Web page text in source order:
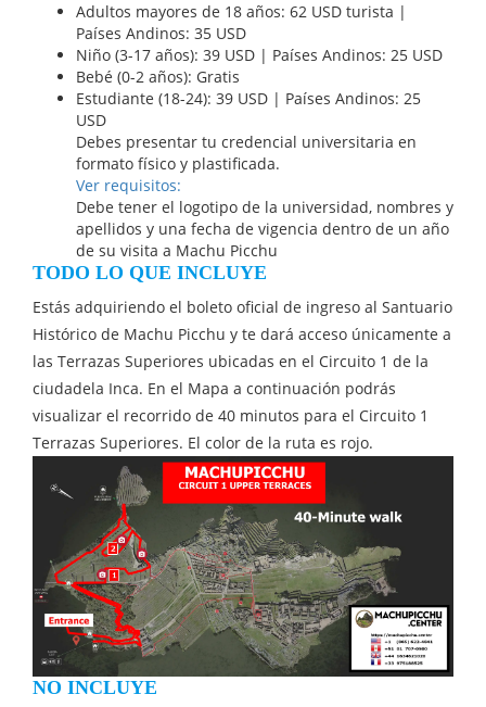
Adultos mayores de 18 años: 62 USD turista |
Países Andinos: 35 USD
Niño (3-17 años): 39 USD | Países Andinos: 25 USD
Bebé (0-2 años): Gratis
Estudiante (18-24): 39 USD | Países Andinos: 25
USD
Debes presentar tu credencial universitaria en
formato físico y plastificada.
Ver requisitos:
Debe tener el logotipo de la universidad, nombres y
apellidos y una fecha de vigencia dentro de un año
de su visita a Machu Picchu
TODO LO QUE INCLUYE
Estás adquiriendo el boleto oficial de ingreso al Santuario
Histórico de Machu Picchu y te dará acceso únicamente a
las Terrazas Superiores ubicadas en el Circuito 1 de la
ciudadela Inca. En el Mapa a continuación podrás
visualizar el recorrido de 40 minutos para el Circuito 1
Terrazas Superiores. El color de la ruta es rojo.
NO INCLUYE